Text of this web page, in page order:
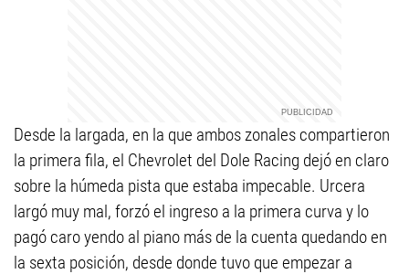
Desde la largada, en la que ambos zonales compartieron
la primera fila, el Chevrolet del Dole Racing dejó en claro
sobre la húmeda pista que estaba impecable. Urcera
largó muy mal, forzó el ingreso a la primera curva y lo
pagó caro yendo al piano más de la cuenta quedando en
la sexta posición, desde donde tuvo que empezar a